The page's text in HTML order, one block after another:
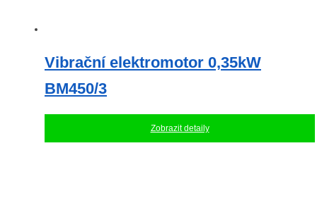
Vibrační elektromotor 0,35kW
BM450/3
Zobrazit detaily